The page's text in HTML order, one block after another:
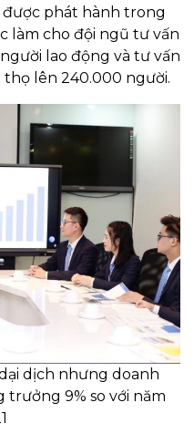
phát hành trong
làm cho đội ngũ tư vấn
lao động và tư vấn
thọ lên 240.000 người.
dịch nhưng doanh
trưởng 9% so với năm